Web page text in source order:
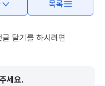
목록
달기를 하시려면
세요.